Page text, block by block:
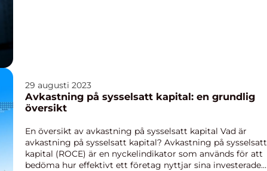
29 augusti 2023
Avkastning på sysselsatt kapital: en grundlig
översikt
En översikt av avkastning på sysselsatt kapital Vad är
avkastning på sysselsatt kapital? Avkastning på sysselsatt
kapital (ROCE) är en nyckelindikator som används för att
bedöma hur effektivt ett företag nyttjar sina investerade